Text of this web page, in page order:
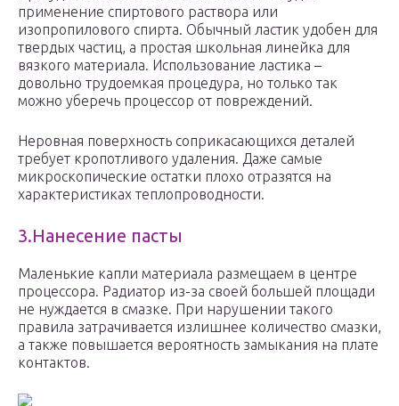
применение спиртового раствора или
изопропилового спирта. Обычный ластик удобен для
твердых частиц, а простая школьная линейка для
вязкого материала. Использование ластика –
довольно трудоемкая процедура, но только так
можно уберечь процессор от повреждений.
Неровная поверхность соприкасающихся деталей
требует кропотливого удаления. Даже самые
микроскопические остатки плохо отразятся на
характеристиках теплопроводности.
3.Нанесение пасты
Маленькие капли материала размещаем в центре
процессора. Радиатор из-за своей большей площади
не нуждается в смазке. При нарушении такого
правила затрачивается излишнее количество смазки,
а также повышается вероятность замыкания на плате
контактов.